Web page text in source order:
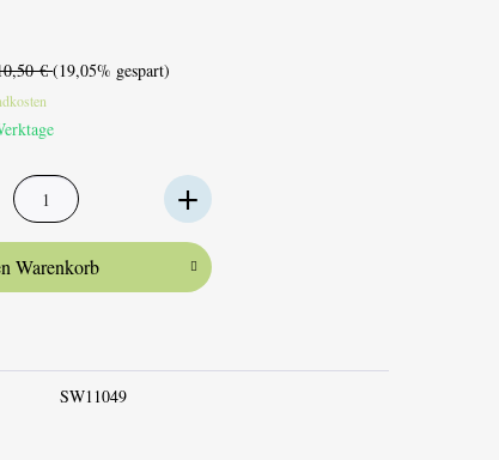
€(19,05% gespart)
Warenkorb
SW11049